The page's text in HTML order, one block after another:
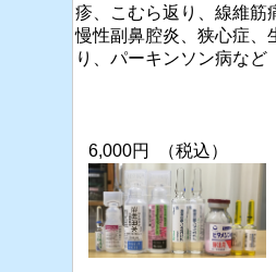
疹、こむら返り、線維筋
慢性副鼻腔炎、狭心症、
り、パーキンソン病など
6,000円 （税込）